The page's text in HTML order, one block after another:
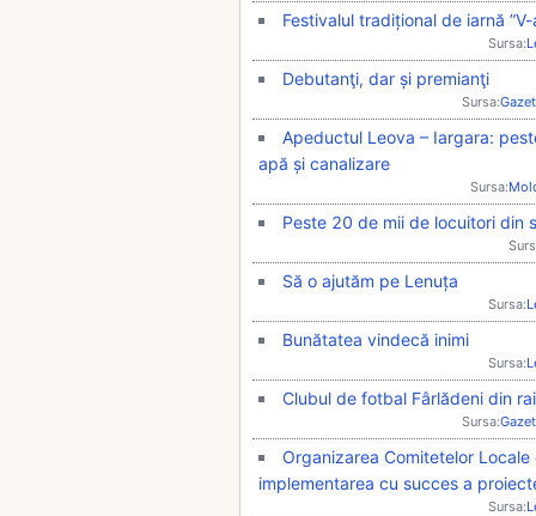
Festivalul tradițional de iarnă
Sursa:
Debutanţi, dar și premianţi
Sursa:
Apeductul Leova – Iargara:
apă și canalizare
Sursa:
Peste 20 de mii de locuitori din
Să o ajutăm pe Lenuța
Sursa:
Bunătatea vindecă inimi
Sursa:
Clubul de fotbal Fârlădeni din
Sursa:
Organizarea Comitetelor
implementarea cu succes a
Sursa: